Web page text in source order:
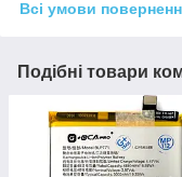
Всі умови
Подібні товари